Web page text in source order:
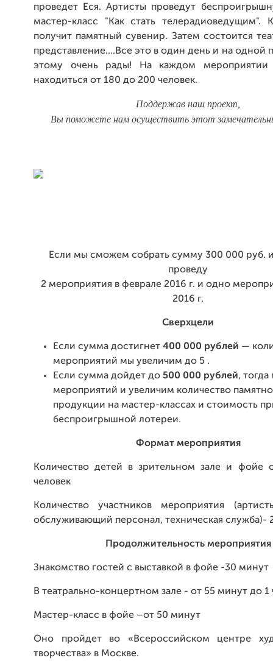
проведет Еся. Артисты проведут
мастер-класс "Как стать телерадиоведущим".
получит памятный сувенир. Затем состоится
представление....Все это в один день и на одной
этому очень рады! На каждом мероприятии
находиться от 180 до 200 человек.
Поддержав наш проект,
Вы поможете нам осуществить этот
Если мы сможем собрать сумму 300 000 руб.
проведу
2 мероприятия в феврале 2016 г. и одно
2016 г.
Сверхцели
Если сумма достигнет 400 000 рублей —
мероприятий мы увеличим до 5 .
Если сумма дойдет до 500 000 рублей,
мероприятий и увеличим количество
продукции на мастер-классах и стоимость
беспроигрышной лотереи.
Формат мероприятия
Количество детей в зрительном зале и фойе
человек
Количество участников мероприятия
обслуживающий персонал, техническая служба)-
Продолжительность мероприятия
Знакомство гостей с выставкой в фойе -30 минут
В театрально-концертном зале - от 55 минут до 1
Мастер-класс в фойе –от 50 минут
Оно пройдет во «Всероссийском центре
творчества» в Москве.